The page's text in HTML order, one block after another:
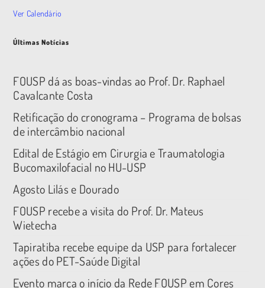
Ver Calendário
Últimas Notícias
FOUSP dá as boas-vindas ao Prof. Dr. Raphael
Cavalcante Costa
Retificação do cronograma – Programa de bolsas
de intercâmbio nacional
Edital de Estágio em Cirurgia e Traumatologia
Bucomaxilofacial no HU-USP
Agosto Lilás e Dourado
FOUSP recebe a visita do Prof. Dr. Mateus
Wietecha
Tapiratiba recebe equipe da USP para fortalecer
ações do PET-Saúde Digital
Evento marca o início da Rede FOUSP em Cores